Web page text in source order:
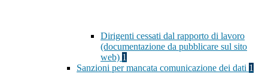
Dirigenti cessati dal rapporto di lavoro
(documentazione da pubblicare sul sito
web) 1
Sanzioni per mancata comunicazione dei dati 1